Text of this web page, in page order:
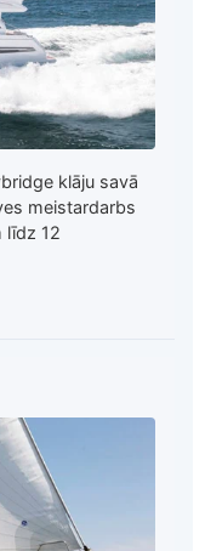
klāju savā
meistardarbs
līdz 12